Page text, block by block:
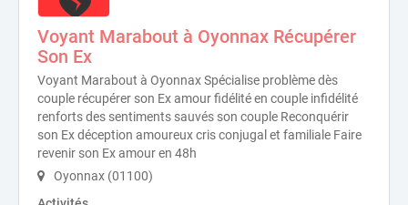
Voyant Marabout à Oyonnax Récupérer
Son Ex
Voyant Marabout à Oyonnax Spécialise problème dès
couple récupérer son Ex amour fidélité en couple infidélité
renforts des sentiments sauvés son couple Reconquérir
son Ex déception amoureux cris conjugal et familiale Faire
revenir son Ex amour en 48h
Oyonnax (01100)